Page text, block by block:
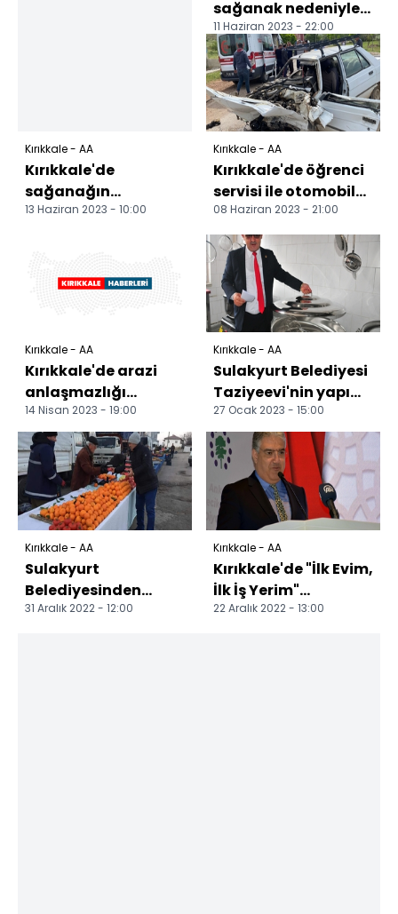
Kırıkkale - AA
Kırıkkale'de
sağanağın
ardından 19 köyde
13 Haziran 2023 - 10:00
sağanak nedeniyle
dereler taştı, 21
küçükbaş hayvan
telef oldu
11 Haziran 2023 - 22:00
Kırıkkale - AA
Kırıkkale'de öğrenci
servisi ile otomobil
çarpıştı 17 kişi
yaralandı
08 Haziran 2023 - 21:00
Kırıkkale - AA
Kırıkkale'de arazi
anlaşmazlığı
nedeniyle çıkan
kavgada 1 kişi
öldürüldü
14 Nisan 2023 - 19:00
Kırıkkale - AA
Sulakyurt Belediyesi
Taziyeevi'nin yapımı
tamamlandı
27 Ocak 2023 - 15:00
Kırıkkale - AA
Sulakyurt
Belediyesinden
esnafa çorba ikramı
31 Aralık 2022 - 12:00
Kırıkkale - AA
Kırıkkale'de "İlk Evim,
İlk İş Yerim"
projesinde konut
22 Aralık 2022 - 13:00